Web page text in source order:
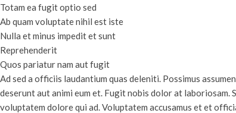
Totam ea fugit optio sed
Ab quam voluptate nihil est iste
Nulla et minus impedit et sunt
Reprehenderit
Quos pariatur nam aut fugit
Ad sed a officiis laudantium quas deleniti. Possimus
deserunt aut animi eum et. Fugit nobis dolor at
voluptatem dolore qui ad. Voluptatem accusamus et et